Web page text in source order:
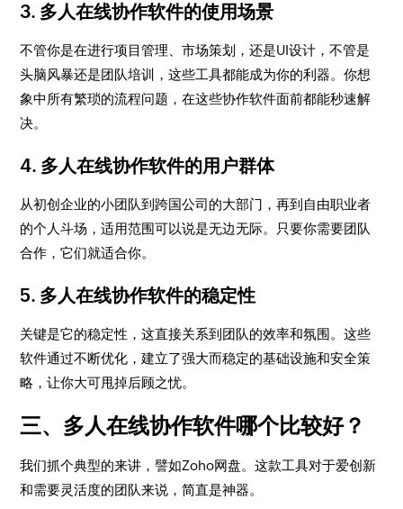
3. 多人在线协作软件的使用场景
不管你是在进行项目管理、市场策划，还是UI设计，不管是
头脑风暴还是团队培训，这些工具都能成为你的利器。你想
象中所有繁琐的流程问题，在这些协作软件面前都能秒速解
决。
4. 多人在线协作软件的用户群体
从初创企业的小团队到跨国公司的大部门，再到自由职业者
的个人斗场，适用范围可以说是无边无际。只要你需要团队
合作，它们就适合你。
5. 多人在线协作软件的稳定性
关键是它的稳定性，这直接关系到团队的效率和氛围。这些
软件通过不断优化，建立了强大而稳定的基础设施和安全策
略，让你大可甩掉后顾之忧。
三、多人在线协作软件哪个比较好？
我们抓个典型的来讲，譬如Zoho网盘。这款工具对于爱创新
和需要灵活度的团队来说，简直是神器。